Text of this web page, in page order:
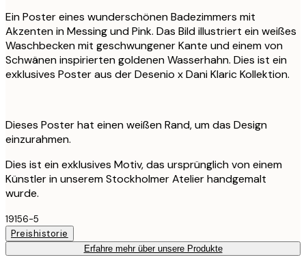
Ein Poster eines wunderschönen Badezimmers mit
Akzenten in Messing und Pink. Das Bild illustriert ein weißes
Waschbecken mit geschwungener Kante und einem von
Schwänen inspirierten goldenen Wasserhahn. Dies ist ein
exklusives Poster aus der Desenio x Dani Klaric Kollektion.
Dieses Poster hat einen weißen Rand, um das Design
einzurahmen.
Dies ist ein exklusives Motiv, das ursprünglich von einem
Künstler in unserem Stockholmer Atelier handgemalt
wurde.
19156-5
Preishistorie
Erfahre mehr über unsere Produkte